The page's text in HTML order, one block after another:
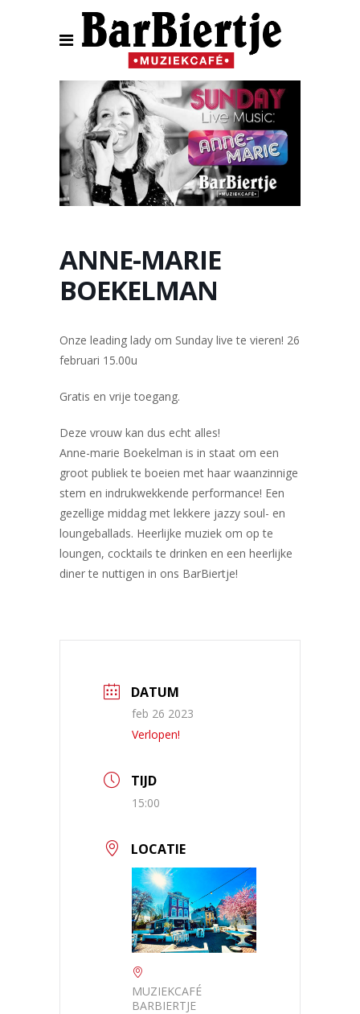
ANNE-MARIE
BOEKELMAN
Onze leading lady om Sunday live te vieren! 26
februari 15.00u
Gratis en vrije toegang.
Deze vrouw kan dus echt alles!
Anne-marie Boekelman is in staat om een
groot publiek te boeien met haar waanzinnige
stem en indrukwekkende performance! Een
gezellige middag met lekkere jazzy soul- en
loungeballads. Heerlijke muziek om op te
loungen, cocktails te drinken en een heerlijke
diner te nuttigen in ons BarBiertje!
DATUM
feb 26 2023
Verlopen!
TIJD
15:00
LOCATIE
MUZIEKCAFÉ
BARBIERTJE